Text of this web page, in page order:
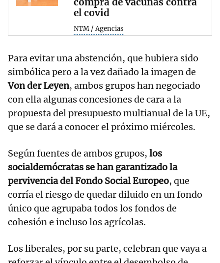
el covid
NTM / Agencias
Para evitar una abstención, que hubiera sido
simbólica pero a la vez dañado la imagen de
Von der Leyen, ambos grupos han negociado
con ella algunas concesiones de cara a la
propuesta del presupuesto multianual de la UE,
que se dará a conocer el próximo miércoles.
Según fuentes de ambos grupos, los
socialdemócratas se han garantizado la
pervivencia del Fondo Social Europeo, que
corría el riesgo de quedar diluido en un fondo
único que agrupaba todos los fondos de
cohesión e incluso los agrícolas.
Los liberales, por su parte, celebran que vaya a